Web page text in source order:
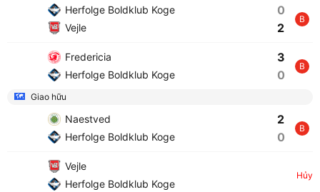
Herfolge Boldklub Koge
Vejle
0
2
B
Fredericia
Herfolge Boldklub Koge
3
0
B
Giao hữu
Naestved
Herfolge Boldklub Koge
2
0
B
Vejle
Herfolge Boldklub Koge
Hủy